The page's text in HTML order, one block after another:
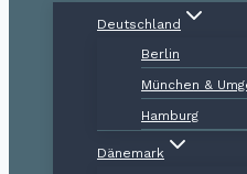
Deutschland
Berlin
München &
Hamburg
Dänemark